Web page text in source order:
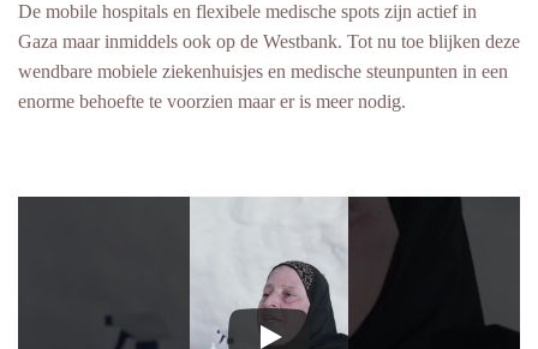
De mobile hospitals en flexibele medische spots zijn actief in
Gaza maar inmiddels ook op de Westbank. Tot nu toe blijken deze
wendbare mobiele ziekenhuisjes en medische steunpunten in een
enorme behoefte te voorzien maar er is meer nodig.